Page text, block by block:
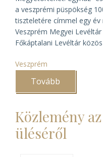
a veszprémi püspökség
tiszteletére címmel egy év
Veszprém Megyei
Főkáptalani Levéltár
Veszprém
Tovább
Közlemény
üléséről